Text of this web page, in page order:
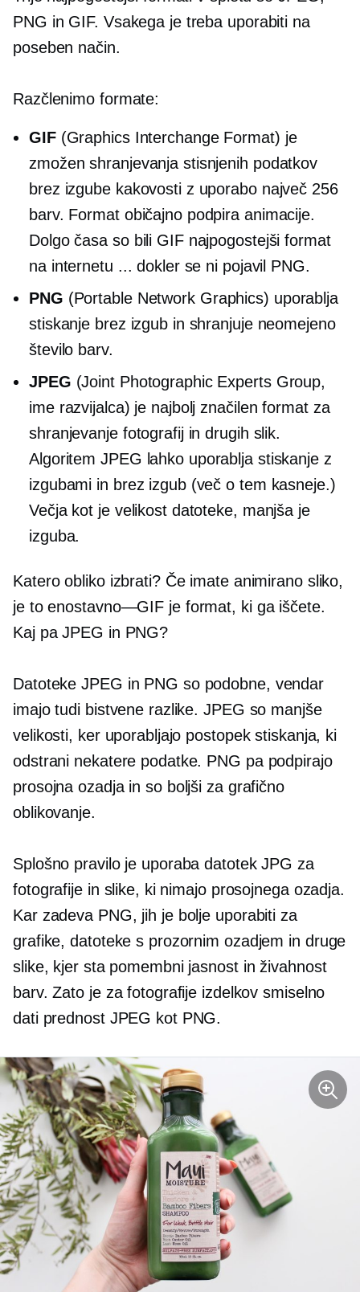
PNG in GIF. Vsakega je treba uporabiti na
poseben način.
Razčlenimo formate:
GIF(Graphics Interchange Format) je
zmožen shranjevanja stisnjenih podatkov
brez izgube kakovosti z uporabo največ 256
barv. Format običajno podpira animacije.
Dolgo časa so bili GIF najpogostejši format
na internetu ... dokler se ni pojavil PNG.
PNG (Portable Network Graphics) uporablja
stiskanje brez izgub in shranjuje neomejeno
število barv.
JPEG (Joint Photographic Experts Group,
ime razvijalca) je najbolj značilen format za
shranjevanje fotografij in drugih slik.
Algoritem JPEG lahko uporablja stiskanje z
izgubami in brez izgub (več o tem kasneje.)
Večja kot je velikost datoteke, manjša je
izguba.
Katero obliko izbrati? Če imate animirano sliko,
je toenostavno—GIF je format, ki ga iščete.
Kaj pa JPEG in PNG?
Datoteke JPEG in PNG so podobne, vendar
imajo tudi bistvene razlike. JPEG so manjše
velikosti, ker uporabljajo postopek stiskanja, ki
odstrani nekatere podatke. PNG pa podpirajo
prosojna ozadja in so boljši za grafično
oblikovanje.
Splošno pravilo je uporaba datotek JPG za
fotografije in slike, ki nimajo prosojnega ozadja.
Kar zadeva PNG, jih je bolje uporabiti za
grafike, datoteke s prozornim ozadjem in druge
slike, kjer sta pomembni jasnost in živahnost
barv. Zato je za fotografije izdelkov smiselno
dati prednost JPEG kot PNG.